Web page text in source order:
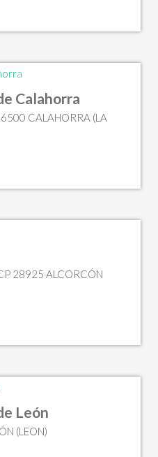
Calahorra
CALAHORRA (LA
28925 ALCORCÓN
León
(LEON)